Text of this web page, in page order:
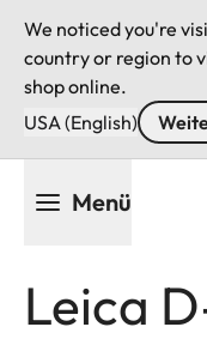
We noticed you're
country or region to
shop online.
USA (English)
Menü
Leica